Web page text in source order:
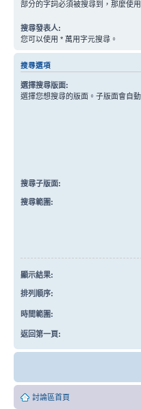
部分的字詞必須被搜尋到，那麼使用
搜尋發表人:
您可以使用 * 萬用字元搜尋。
搜尋選項
選擇搜尋版面:
選擇您想搜尋的版面。子版面會自
搜尋子版面:
搜尋範圍:
顯示結果:
排列順序:
時間範圍:
返回第一頁:
討論區首頁